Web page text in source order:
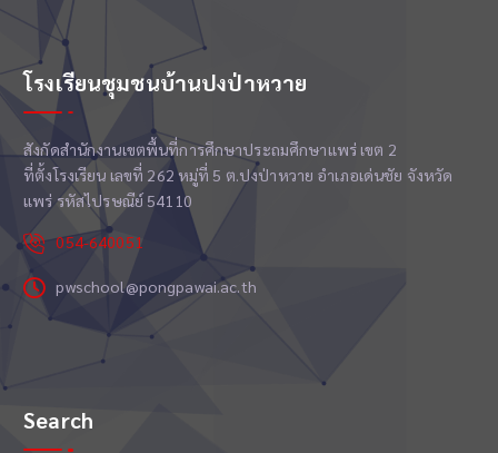
โรงเรียนชุมชนบ้านปงป่าหวาย
สังกัดสำนักงานเขตพื้นที่การศึกษาประถมศึกษาแพร่ เขต 2
ที่ตั้งโรงเรียน เลขที่ 262 หมู่ที่ 5 ต.ปงป่าหวาย อำเภอเด่นชัย จังหวัด
แพร่ รหัสไปรษณีย์ 54110
054-640051
pwschool@pongpawai.ac.th
Search